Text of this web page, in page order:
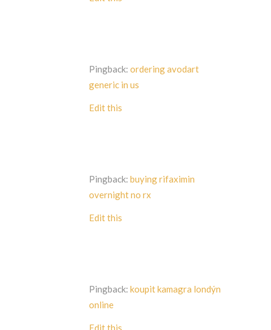
Pingback: ordering avodart
generic in us
Edit this
Pingback: buying rifaximin
overnight no rx
Edit this
Pingback: koupit kamagra londýn
online
Edit this